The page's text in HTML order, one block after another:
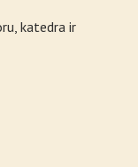
katedra ir